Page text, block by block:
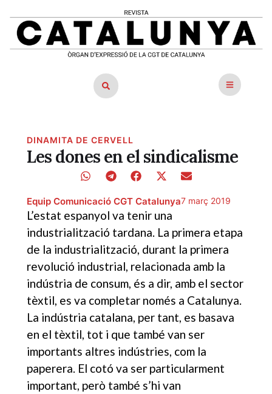
DINAMITA DE CERVELL
Les dones en el sindicalisme
Equip Comunicació CGT Catalunya7 març 2019
L’estat espanyol va tenir una
industrialització tardana. La primera etapa
de la industrialització, durant la primera
revolució industrial, relacionada amb la
indústria de consum, és a dir, amb el sector
tèxtil, es va completar només a Catalunya.
La indústria catalana, per tant, es basava
en el tèxtil, tot i que també van ser
importants altres indústries, com la
paperera. El cotó va ser particularment
important, però també s’hi van